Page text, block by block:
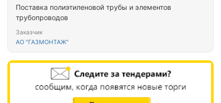
Поставка полиэтиленовой трубы и элементов
трубопроводов
Заказчик
АО "ГАЗМОНТАЖ"